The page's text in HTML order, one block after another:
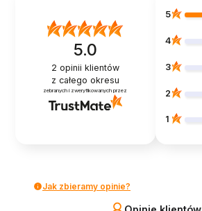
5.0
2 opinii klientów
z całego okresu
zebranych i zweryfikowanych przez
5
4
3
2
1
Jak zbieramy opinie?